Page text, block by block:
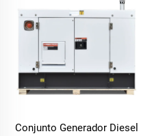
Conjunto Generador Diesel